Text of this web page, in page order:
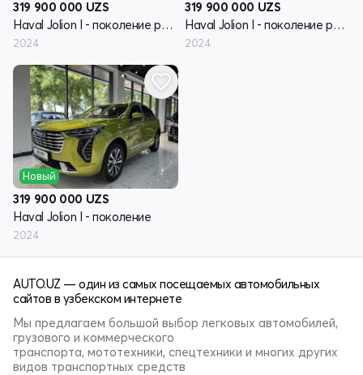
319 900 000 UZS
Haval Jolion I - поколение рестайлинг
2024
319 900 000 UZS
Haval Jolion I - поколение рестайлинг
2024
Новый
319 900 000 UZS
Haval Jolion I - поколение
2024
AUTO.UZ — один из самых посещаемых автомобильных
сайтов в узбекском интернете
Мы предлагаем большой выбор легковых автомобилей,
грузового и коммерческого
транспорта, мототехники, спецтехники и многих других
видов транспортных средств